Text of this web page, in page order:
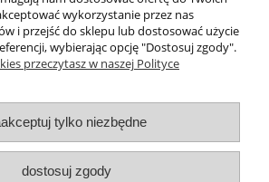
Informacje
Kategorie produktów
telefoniczne
wykorzystanie przez nas
i przejść do sklepu lub dostosować użycie
wybierając opcję "Dostosuj zgody".
przeczytasz w naszej Polityce
tylko niezbędne
dostosuj zgody